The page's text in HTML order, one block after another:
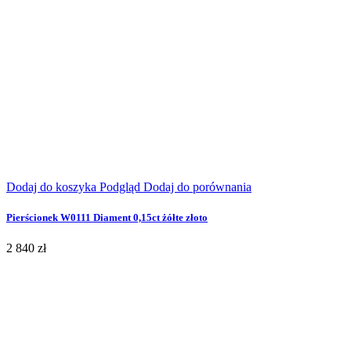
Dodaj do koszyka Podgląd Dodaj do porównania
Pierścionek W0111 Diament 0,15ct żółte złoto
2 840 zł